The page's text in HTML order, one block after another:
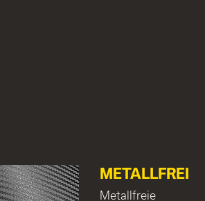
METALLFREI
Metallfreie